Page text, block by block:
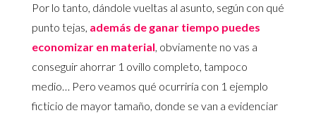
Por lo tanto, dándole vueltas al asunto, según con qué
punto tejas, además de ganar tiempo puedes
economizar en material, obviamente no vas a
conseguir ahorrar 1 ovillo completo, tampoco
medio… Pero veamos qué ocurriría con 1 ejemplo
ficticio de mayor tamaño, donde se van a evidenciar